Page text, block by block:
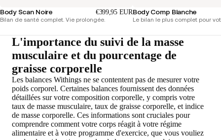
Body Scan Noire €399,95 EUR
Bilan de santé complet. Vie prolongée.
Body Comp Blanche
Le bilan le plus complet pour
L'importance du suivi de la masse
musculaire et du pourcentage de
graisse corporelle
Les balances Withings ne se contentent pas de mesurer votre
poids corporel. Certaines balances fournissent des données
détaillées sur votre composition corporelle, y compris votre
taux de masse musculaire, taux de graisse corporelle, et indice
de masse corporelle. Ces informations sont cruciales pour
comprendre comment votre corps réagit à votre régime
alimentaire et à votre programme d'exercice, que vous vouliez